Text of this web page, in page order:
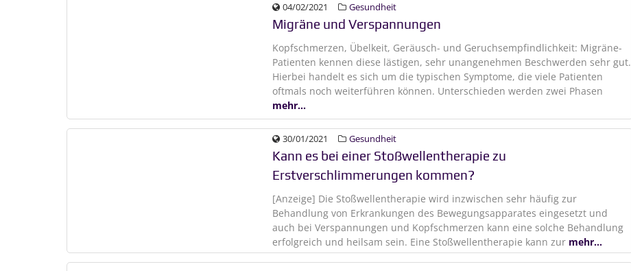
04/02/2021 Gesundheit
Migräne und Verspannungen
Kopfschmerzen, Übelkeit, Geräusch- und Geruchsempfindlichkeit: Migräne-
Patienten kennen diese lästigen, sehr unangenehmen Beschwerden sehr gut.
Hierbei handelt es sich um die typischen Symptome, die viele Patienten
oftmals noch weiterführen können. Unterschieden werden zwei Phasen
mehr...
30/01/2021 Gesundheit
Kann es bei einer Stoßwellentherapie zu
Erstverschlimmerungen kommen?
[Anzeige] Die Stoßwellentherapie wird inzwischen sehr häufig zur
Behandlung von Erkrankungen des Bewegungsapparates eingesetzt und
auch bei Verspannungen und Kopfschmerzen kann eine solche Behandlung
erfolgreich und heilsam sein. Eine Stoßwellentherapie kann zur mehr...